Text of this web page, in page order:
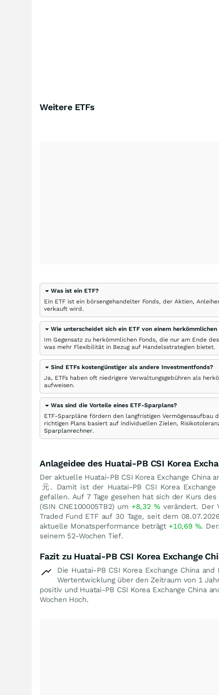
Weitere ETFs
Was ist ein ETF?
Ein ETF ist ein börsengehandelter Fonds, der Aktien,
verkauft wird.
Wie unterscheidet sich ein ETF von einem herkömmlichen
Im Gegensatz zu herkömmlichen Fonds, die nur am Ende
was mehr Flexibilität in Bezug auf Handelsstrategien bietet.
Sind ETFs kostengünstiger als andere Investmentfonds?
Ja, ETFs haben oft niedrigere Verwaltungsgebühren als
aufweisen.
Was sind die Vorteile eines ETF-Sparplans?
ETF-Sparpläne fördern den langfristigen Vermögensaufbau
richtigen Plans basiert auf individuellen Zielen,
Sparplanrechner.
Anlageidee des Huatai-PB CSI Korea
Der aktuelle Huatai-PB CSI Korea Exchange China
元. Damit ist der Huatai-PB CSI Korea
gefallen. Auf 7 Tage gesehen hat sich der Kurs des
(ISIN CNE100005TB2) um +8,32 %verändert. Der
Traded Fund ETF auf 30 Tage, seit dem
aktuelle Monatsperformance beträgt +10,69 %.
seinem 52-Wochen Tief.
Fazit zu Huatai-PB CSI Korea Exchange
Die Huatai-PB CSI Korea Exchange China
Wertentwicklung über den Zeitraum von 1
positiv und Huatai-PB CSI Korea Exchange China
Wochen Hoch.